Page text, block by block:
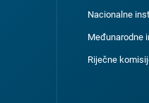
Nacionalne
Međunarodne
Riječne